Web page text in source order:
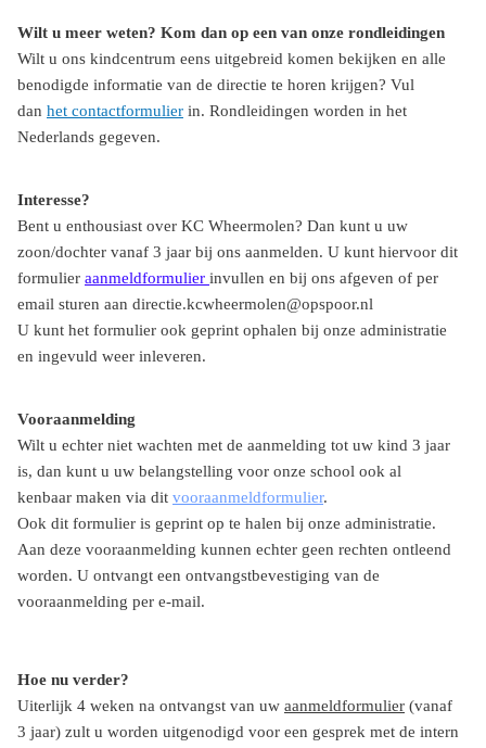
Wilt u meer weten? Kom dan op een van onze rondleidingen
Wilt u ons kindcentrum eens uitgebreid komen bekijken en alle
benodigde informatie van de directie te horen krijgen? Vul
dan het contactformulier in. Rondleidingen worden in het
Nederlands gegeven.
Interesse?
Bent u enthousiast over KC Wheermolen? Dan kunt u uw
zoon/dochter vanaf 3 jaar bij ons aanmelden. U kunt hiervoor dit
formulier aanmeldformulier invullen en bij ons afgeven of per
email sturen aan directie.kcwheermolen@opspoor.nl
U kunt het formulier ook geprint ophalen bij onze administratie
en ingevuld weer inleveren.
Vooraanmelding
Wilt u echter niet wachten met de aanmelding tot uw kind 3 jaar
is, dan kunt u uw belangstelling voor onze school ook al
kenbaar maken via dit vooraanmeldformulier.
Ook dit formulier is geprint op te halen bij onze administratie.
Aan deze vooraanmelding kunnen echter geen rechten ontleend
worden. U ontvangt een ontvangstbevestiging van de
vooraanmelding per e-mail.
Hoe nu verder?
Uiterlijk 4 weken na ontvangst van uw aanmeldformulier (vanaf
3 jaar) zult u worden uitgenodigd voor een gesprek met de intern